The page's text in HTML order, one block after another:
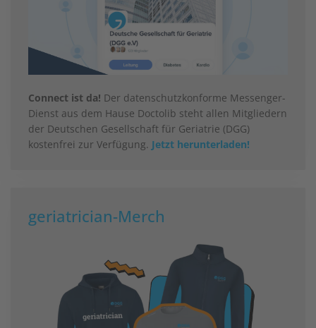
Connect ist da! Der datenschutzkonforme Messenger-
Dienst aus dem Hause Doctolib steht allen Mitgliedern
der Deutschen Gesellschaft für Geriatrie (DGG)
kostenfrei zur Verfügung. Jetzt herunterladen!
geriatrician-Merch